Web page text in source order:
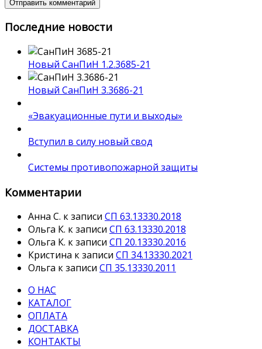
Последние новости
Новый СанПиН 1.2.3685-21
Новый СанПиН 3.3686-21
«Эвакуационные пути и выходы»
Вступил в силу новый свод
Системы противопожарной защиты
Комментарии
Анна С. к записи СП 63.13330.2018
Ольга К. к записи СП 63.13330.2018
Ольга К. к записи СП 20.13330.2016
Кристина к записи СП 34.13330.2021
Ольга к записи СП 35.13330.2011
О НАС
КАТАЛОГ
ОПЛАТА
ДОСТАВКА
КОНТАКТЫ